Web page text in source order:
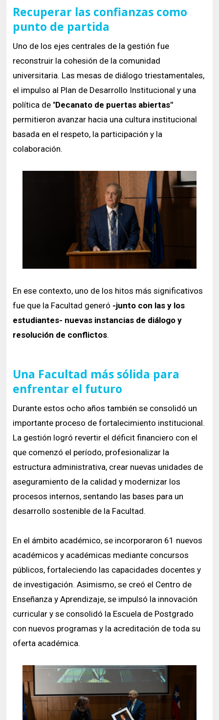
Recuperar las confianzas como
punto de partida
Uno de los ejes centrales de la gestión fue
reconstruir la cohesión de la comunidad
universitaria. Las mesas de diálogo triestamentales,
el impulso al Plan de Desarrollo Institucional y una
política de "Decanato de puertas abiertas"
permitieron avanzar hacia una cultura institucional
basada en el respeto, la participación y la
colaboración.
En ese contexto, uno de los hitos más significativos
fue que la Facultad generó -junto con las y los
estudiantes- nuevas instancias de diálogo y
resolución de conflictos.
Una Facultad más sólida para
enfrentar el futuro
Durante estos ocho años también se consolidó un
importante proceso de fortalecimiento institucional.
La gestión logró revertir el déficit financiero con el
que comenzó el período, profesionalizar la
estructura administrativa, crear nuevas unidades de
aseguramiento de la calidad y modernizar los
procesos internos, sentando las bases para un
desarrollo sostenible de la Facultad.
En el ámbito académico, se incorporaron 61 nuevos
académicos y académicas mediante concursos
públicos, fortaleciendo las capacidades docentes y
de investigación. Asimismo, se creó el Centro de
Enseñanza y Aprendizaje, se impulsó la innovación
curricular y se consolidó la Escuela de Postgrado
con nuevos programas y la acreditación de toda su
oferta académica.